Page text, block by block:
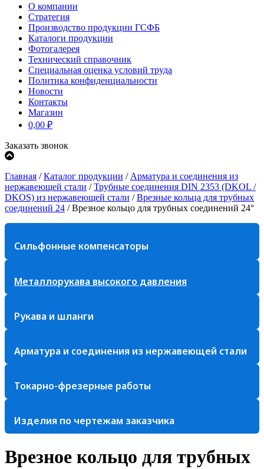
О компании
Стратегия
Производство продукции ГСФБ
Каталоги продукции
Фотогалерея
Технический справочник
Специальная оценка условий труда
Политика конфиденциальности
Новости
Контакты
Магазин
0,00 ₽
Заказать звонок
Главная /Каталог продукции / Арматура и соединения из
нержавеющей стали /Трубные соединения DIN 2353 (DKOL /
DKOS) из нержавеющей стали /Врезные кольца для трубных
соединений 24 /Врезное кольцо для трубных соединений 24°
Сильфонные компенсаторы
Металлорукава высокого давления
Рукава и шланги
Арматура и соединения из нержавеющей стали
Токарно-фрезерные работы
Изделия по чертежам заказчика
Врезное кольцо для трубных